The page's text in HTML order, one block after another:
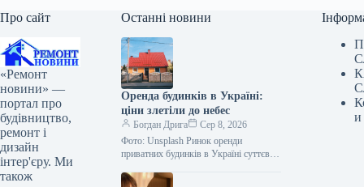
Про сайт
«Ремонт
новини» —
портал про
будівництво,
ремонт і
дизайн
інтер'єру. Ми
також
Останні новини
Оренда будинків в Україні:
ціни злетіли до небес
Богдан Дрига
Сер 8, 2026
Фото: Unsplash Ринок оренди
приватних будинків в Україні суттєво
повномасштабної війни. У деяких
и